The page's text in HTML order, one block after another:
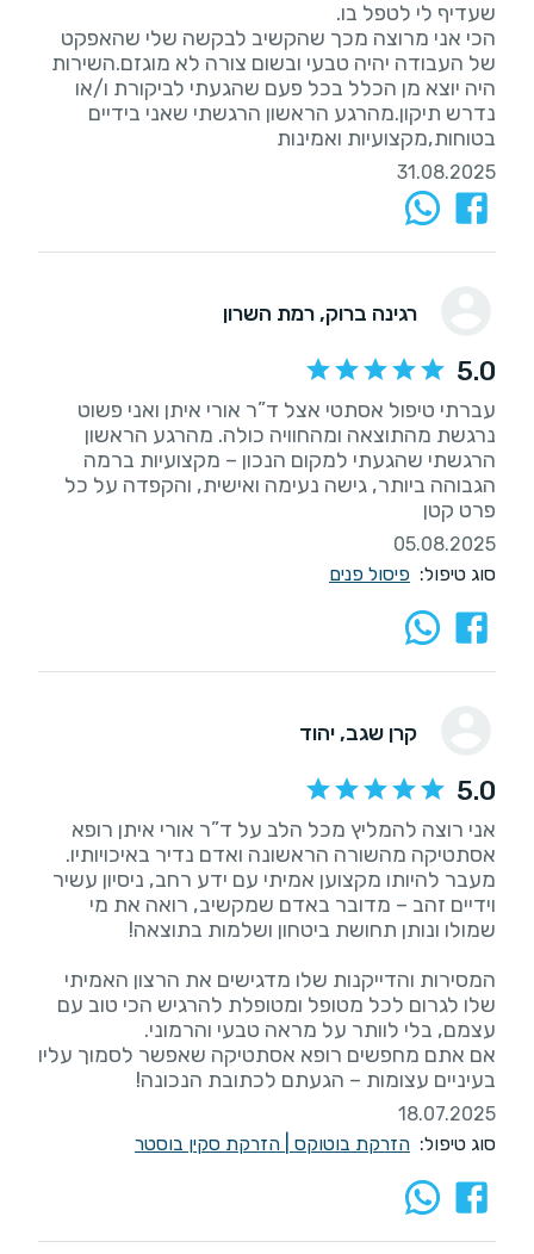
הכי אני מרוצה מכך שהקשיב לבקשה שלי שהאפקט
של העבודה יהיה טבעי ובשום צורה לא מוגזם.השירות
היה יוצא מן הכלל בכל פעם שהגעתי לביקורת ו/או
נדרש תיקון.מהרגע הראשון הרגשתי שאני בידיים
בטוחות,מקצועיות ואמינות
31.08.2025
רגינה ברוק, רמת השרון
5.0
עברתי טיפול אסתטי אצל ד”ר אורי איתן ואני פשוט
נרגשת מהתוצאה ומהחוויה כולה. מהרגע הראשון
הרגשתי שהגעתי למקום הנכון – מקצועיות ברמה
הגבוהה ביותר, גישה נעימה ואישית, והקפדה על כל
פרט קטן
05.08.2025
סוג טיפול: פיסול פנים
קרן שגב, יהוד
5.0
אני רוצה להמליץ מכל הלב על ד”ר אורי איתן רופא
אסתטיקה מהשורה הראשונה ואדם נדיר באיכויותיו.
מעבר להיותו מקצוען אמיתי עם ידע רחב, ניסיון עשיר
וידיים זהב – מדובר באדם שמקשיב, רואה את מי
המסירות והדייקנות שלו מדגישים את הרצון האמיתי
שלו לגרום לכל מטופל ומטופלת להרגיש הכי טוב עם
אם אתם מחפשים רופא אסתטיקה שאפשר לסמוך עליו
בעיניים עצומות – הגעתם לכתובת הנכונה!
18.07.2025
סוג טיפול: הזרקת בוטוקס הזרקת סקין בוסטר